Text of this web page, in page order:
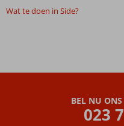
Wat te doen in Side?
BEL NU
023